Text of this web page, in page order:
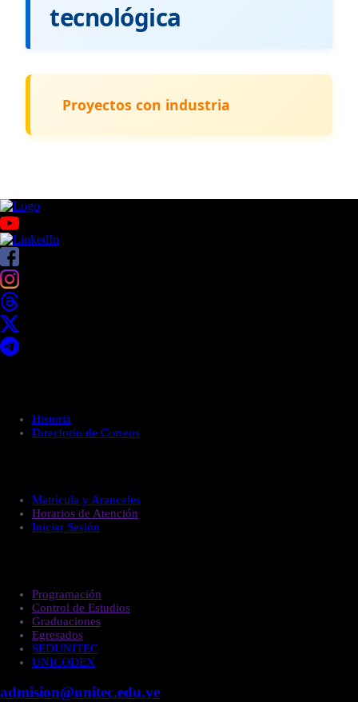
tecnológica
Proyectos con industria
Historia
Directorio de Correos
Matrícula y Aranceles
Horarios de Atención
Iniciar Sesión
Programación
Control de Estudios
Graduaciones
Egresados
SEDUNITEC
UNICODEX
admision@unitec.edu.ve